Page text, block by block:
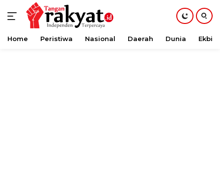
Langsung
Home Peristiwa Nasional Daerah Dunia Ekbis